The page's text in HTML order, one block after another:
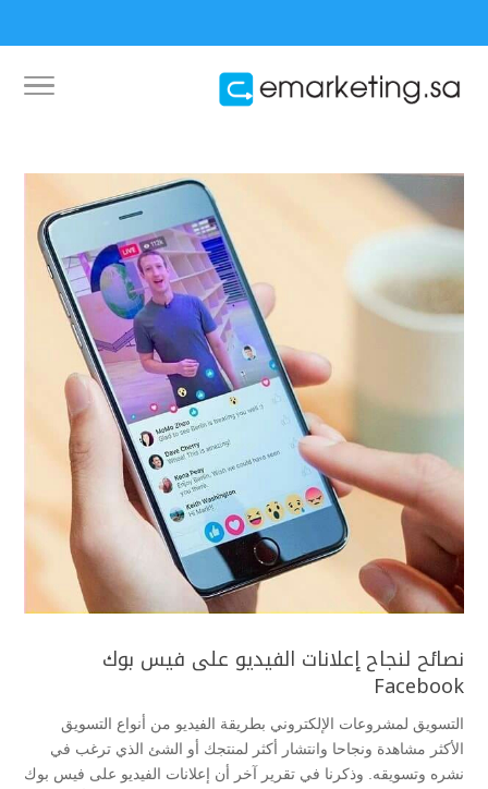
نصائح لنجاح إعلانات الفيديو على فيس بوك
Facebook
التسويق لمشروعات الإلكتروني بطريقة الفيديو من أنواع التسويق
الأكثر مشاهدة ونجاحا وانتشار أكثر لمنتجك أو الشئ الذي ترغب في
نشره وتسويقه. وذكرنا في تقرير آخر أن إعلانات الفيديو على فيس بوك